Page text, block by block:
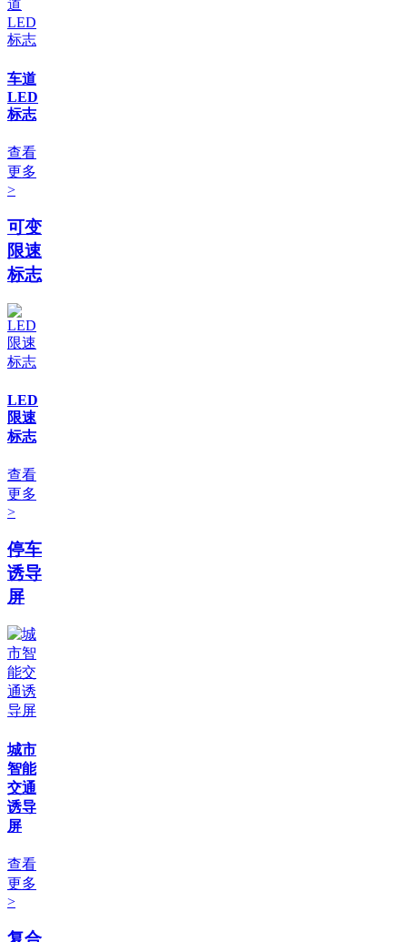
车道
LED
标志
查看
更多
>
可变
限速
标志
LED
限速
标志
查看
更多
>
停车
诱导
屏
城市
智能
交通
诱导
屏
查看
更多
>